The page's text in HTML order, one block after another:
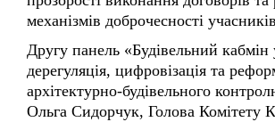
Другу панель «Будівельний кабмін
дерегуляція, цифровізація та
архітектурно-будівельного
Ольга Сидорчук, Голова Комітету
законопроєктної та нормативної
керівник юридичної фірми